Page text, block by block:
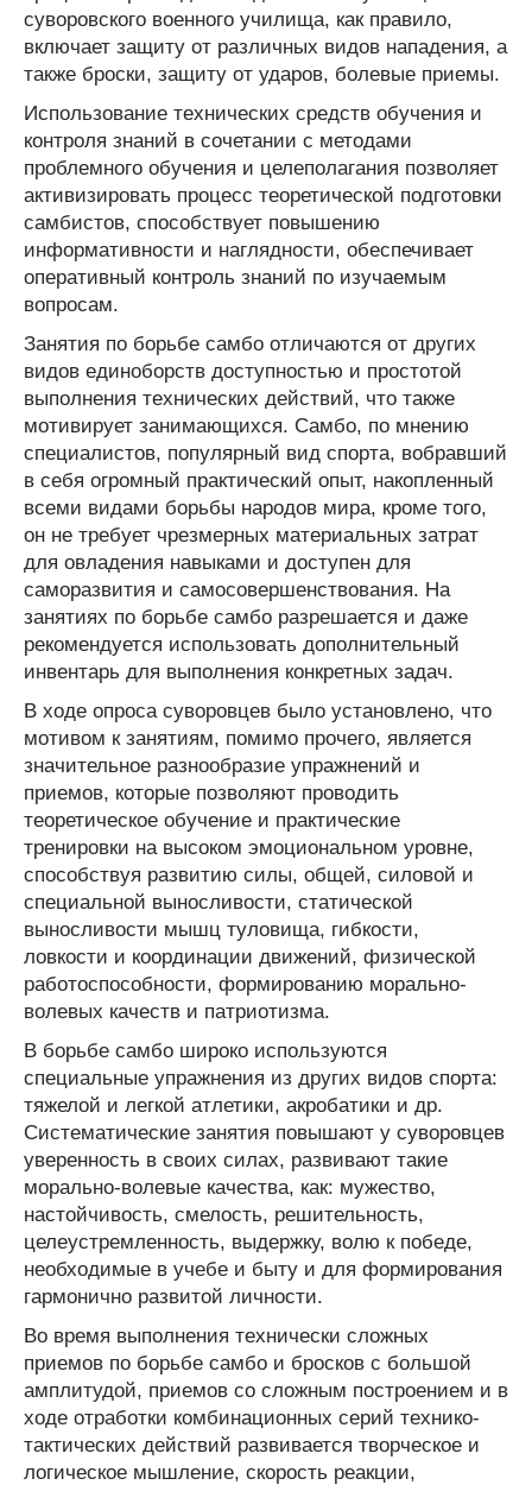
суворовского военного училища, как правило,
включает защиту от различных видов нападения, а
также броски, защиту от ударов, болевые приемы.
Использование технических средств обучения и
контроля знаний в сочетании с методами
проблемного обучения и целеполагания позволяет
активизировать процесс теоретической подготовки
самбистов, способствует повышению
информативности и наглядности, обеспечивает
оперативный контроль знаний по изучаемым
вопросам.
Занятия по борьбе самбо отличаются от других
видов единоборств доступностью и простотой
выполнения технических действий, что также
мотивирует занимающихся. Самбо, по мнению
специалистов, популярный вид спорта, вобравший
в себя огромный практический опыт, накопленный
всеми видами борьбы народов мира, кроме того,
он не требует чрезмерных материальных затрат
для овладения навыками и доступен для
саморазвития и самосовершенствования. На
занятиях по борьбе самбо разрешается и даже
рекомендуется использовать дополнительный
инвентарь для выполнения конкретных задач.
В ходе опроса суворовцев было установлено, что
мотивом к занятиям, помимо прочего, является
значительное разнообразие упражнений и
приемов, которые позволяют проводить
теоретическое обучение и практические
тренировки на высоком эмоциональном уровне,
способствуя развитию силы, общей, силовой и
специальной выносливости, статической
выносливости мышц туловища, гибкости,
ловкости и координации движений, физической
работоспособности, формированию морально-
волевых качеств и патриотизма.
В борьбе самбо широко используются
специальные упражнения из других видов спорта:
тяжелой и легкой атлетики, акробатики и др.
Систематические занятия повышают у суворовцев
уверенность в своих силах, развивают такие
морально-волевые качества, как: мужество,
настойчивость, смелость, решительность,
целеустремленность, выдержку, волю к победе,
необходимые в учебе и быту и для формирования
гармонично развитой личности.
Во время выполнения технически сложных
приемов по борьбе самбо и бросков с большой
амплитудой, приемов со сложным построением и в
ходе отработки комбинационных серий технико-
тактических действий развивается творческое и
логическое мышление, скорость реакции,